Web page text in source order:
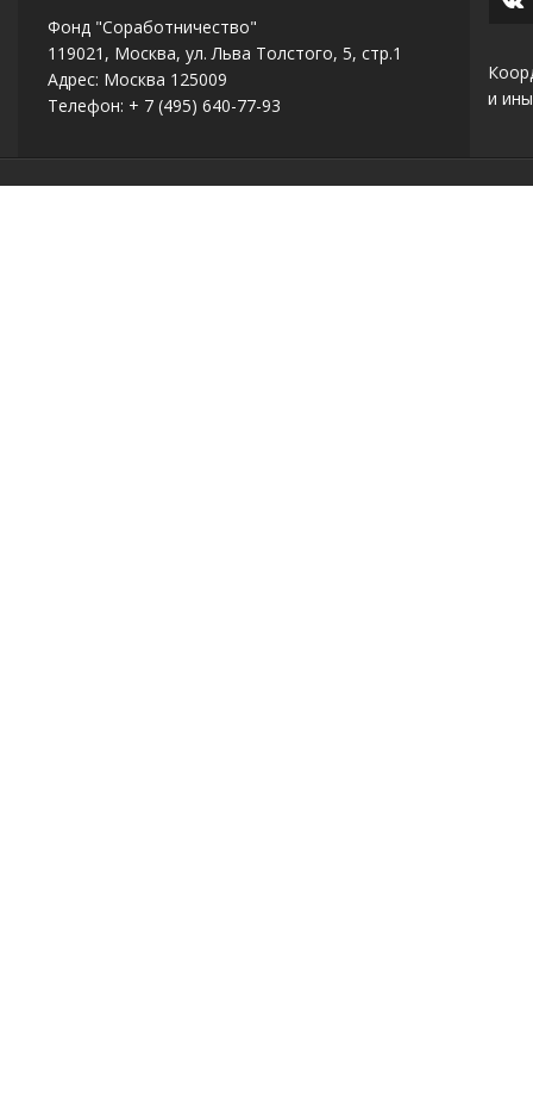
Фонд "Соработничество"
119021, Москва, ул. Льва Толстого, 5, стр.1
Адрес: Москва 125009
Телефон: + 7 (495) 640-77-93
и